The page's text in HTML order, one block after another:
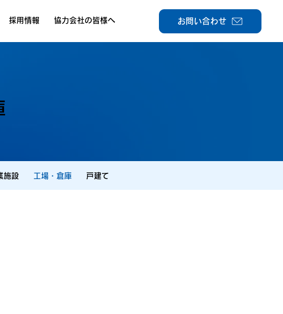
採用情報 協力会社の皆様へ お問い合わせ
施設 工場・倉庫 戸建て